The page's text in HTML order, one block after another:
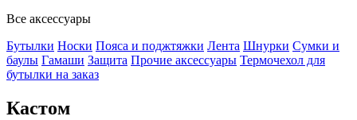
Все аксессуары
Бутылки Носки Пояса и поджтяжки Лента Шнурки Сумки и
баулы Гамаши Защита Прочие аксессуары Термочехол для
бутылки на заказ
Кастом